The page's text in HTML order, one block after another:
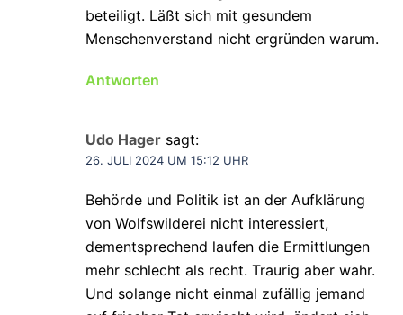
beteiligt. Läßt sich mit gesundem
Menschenverstand nicht ergründen warum.
Antworten
Udo Hager sagt:
26. JULI 2024 UM 15:12 UHR
Behörde und Politik ist an der Aufklärung
von Wolfswilderei nicht interessiert,
dementsprechend laufen die Ermittlungen
mehr schlecht als recht. Traurig aber wahr.
Und solange nicht einmal zufällig jemand